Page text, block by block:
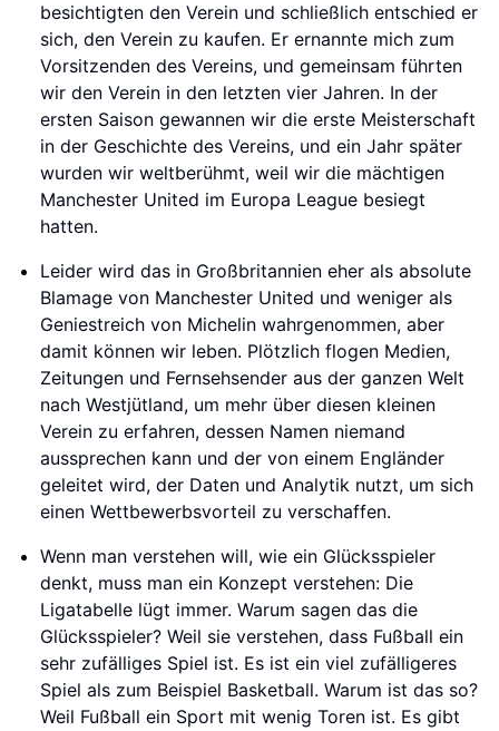
besichtigten den Verein und schließlich entschied er
sich, den Verein zu kaufen. Er ernannte mich zum
Vorsitzenden des Vereins, und gemeinsam führten
wir den Verein in den letzten vier Jahren. In der
ersten Saison gewannen wir die erste Meisterschaft
in der Geschichte des Vereins, und ein Jahr später
wurden wir weltberühmt, weil wir die mächtigen
Manchester United im Europa League besiegt
hatten.
Leider wird das in Großbritannien eher als absolute
Blamage von Manchester United und weniger als
Geniestreich von Michelin wahrgenommen, aber
damit können wir leben. Plötzlich flogen Medien,
Zeitungen und Fernsehsender aus der ganzen Welt
nach Westjütland, um mehr über diesen kleinen
Verein zu erfahren, dessen Namen niemand
aussprechen kann und der von einem Engländer
geleitet wird, der Daten und Analytik nutzt, um sich
einen Wettbewerbsvorteil zu verschaffen.
Wenn man verstehen will, wie ein Glücksspieler
denkt, muss man ein Konzept verstehen: Die
Ligatabelle lügt immer. Warum sagen das die
Glücksspieler? Weil sie verstehen, dass Fußball ein
sehr zufälliges Spiel ist. Es ist ein viel zufälligeres
Spiel als zum Beispiel Basketball. Warum ist das so?
Weil Fußball ein Sport mit wenig Toren ist. Es gibt